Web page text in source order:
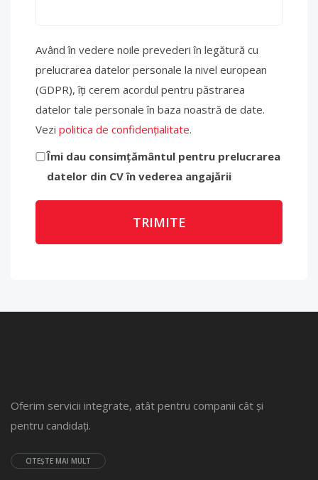
Având în vedere noile prevederi în legătură cu
prelucrarea datelor personale la nivel european
(GDPR), îți cerem acordul pentru păstrarea
datelor tale personale în baza noastră de date.
Vezi politica de confidențialitate.
Îmi dau consimțământul pentru prelucrarea
datelor din CV în vederea angajării
Oferim servicii integrate, atât pentru companii cât și
pentru candidați.
CITEȘTE MAI MULT